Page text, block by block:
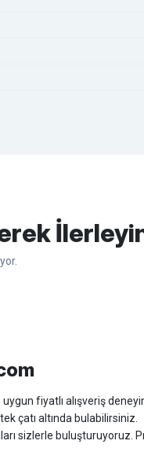
fiyatlı alışveriş
çatı altında bulabilirsiniz.
sizlerle buluşturuyoruz.